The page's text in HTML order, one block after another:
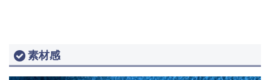
素材感